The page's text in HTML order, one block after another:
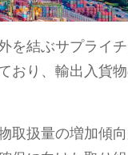
を結ぶサプライ
おり、輸出入貨
取扱量の増加傾